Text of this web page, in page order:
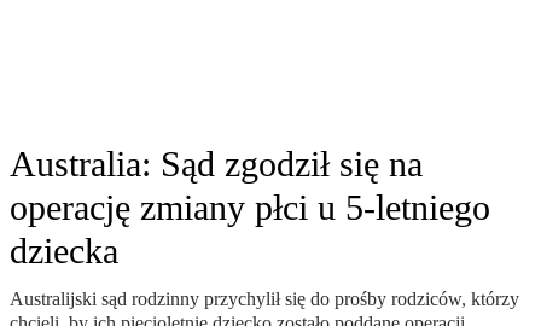
Australia: Sąd zgodził się na
operację zmiany płci u 5-letniego
dziecka
Australijski sąd rodzinny przychylił się do prośby rodziców, którzy